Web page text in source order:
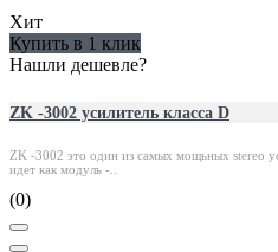
Хит
Купить в 1 клик
Нашли дешевле?
ZK -3002 усилитель класса D
ZK -3002 это один из самых мощьных stereo
идет как модуль -..
(0)